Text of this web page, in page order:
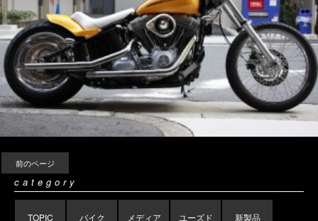
前のページ
category
TOPIC バイク メディア ユーズド 新製品